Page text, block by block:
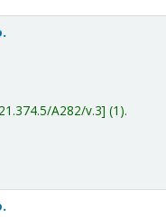
A282/v.3 (1).